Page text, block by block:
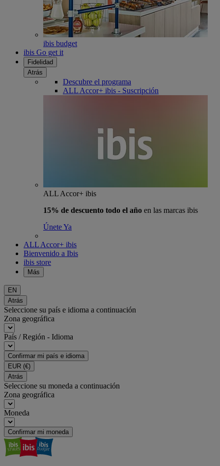
ibis budget
ibis Go get it
Fidelidad
Atrás
Descubre el programa
ALL Accor+ ibis - Suscripción
ALL Accor+ ibis
15% de descuento todo el año en las marcas ibis
Únete Ya
ALL Accor+ ibis
Bienvenido a Ibis
ibis store
Más
EN
Atrás
Seleccione su país e idioma a continuación
Zona geográfica
País / Región - Idioma
Confirmar mi país e idioma
EUR (€)
Atrás
Seleccione su moneda a continuación
Zona geográfica
Moneda
Confirmar mi moneda